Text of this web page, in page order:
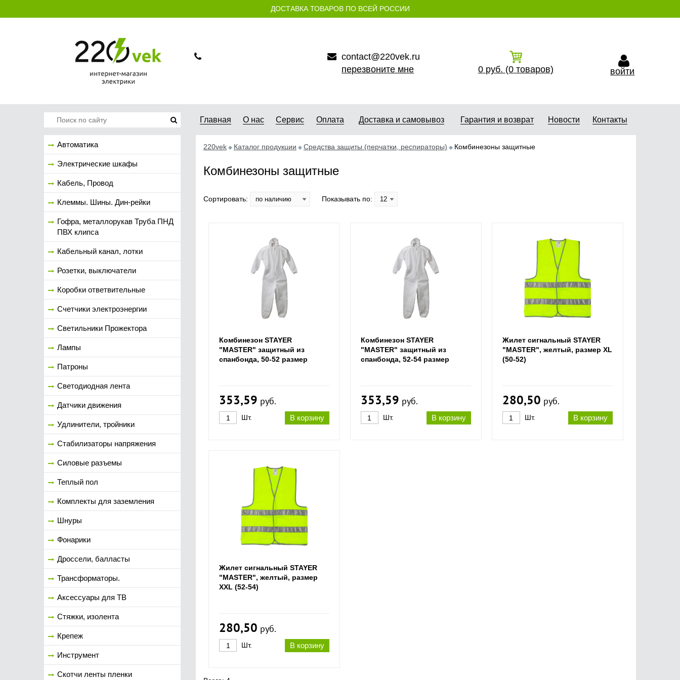
ДОСТАВКА ТОВАРОВ ПО ВСЕЙ РОССИИ
contact@220vek.ru
перезвоните мне
0 руб. (0 товаров) войти
Автоматика
Электрические шкафы
Кабель, Провод
Клеммы. Шины. Дин-рейки
Гофра, металлорукав Труба ПНД
ПВХ клипса
Кабельный канал, лотки
Розетки, выключатели
Коробки ответвительные
Счетчики электроэнергии
Светильники Прожектора
Лампы
Патроны
Светодиодная лента
Датчики движения
Удлинители, тройники
Стабилизаторы напряжения
Силовые разъемы
Теплый пол
Комплекты для заземления
Шнуры
Фонарики
Дроссели, балласты
Трансформаторы.
Аксессуары для ТВ
Стяжки, изолента
Крепеж
Инструмент
Скотчи ленты пленки
Главная О нас Сервис Оплата Доставка и самовывоз Гарантия и возврат Новости Контакты
220vek Каталог продукции Средства защиты (перчатки, респираторы) Комбинезоны защитные
Комбинезоны защитные
Сортировать: Показывать по:
Комбинезон STAYER
"MASTER" защитный из
спанбонда, 50-52 размер
353,59 руб.
В корзину
Шт.
Комбинезон STAYER
"MASTER" защитный из
спанбонда, 52-54 размер
353,59 руб.
В корзину
Шт.
Жилет сигнальный STAYER
"MASTER", желтый, размер XL
(50-52)
280,50 руб.
В корзину
Шт.
Жилет сигнальный STAYER
"MASTER", желтый, размер
XXL (52-54)
280,50 руб.
В корзину
Шт.